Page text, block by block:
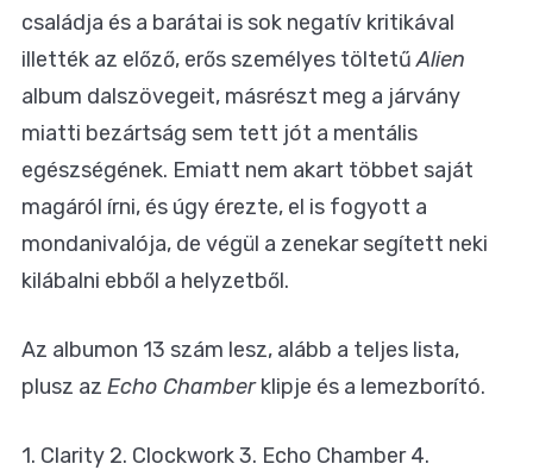
családja és a barátai is sok negatív kritikával
illették az előző, erős személyes töltetűAlien
album dalszövegeit, másrészt meg a járvány
miatti bezártság sem tett jót a mentális
egészségének. Emiatt nem akart többet saját
magáról írni, és úgy érezte, el is fogyott a
mondanivalója, de végül a zenekar segített neki
kilábalni ebből a helyzetből.
Az albumon 13 szám lesz, alább a teljes lista,
plusz az Echo Chamberklipje és a lemezborító.
1. Clarity 2. Clockwork 3. Echo Chamber 4.